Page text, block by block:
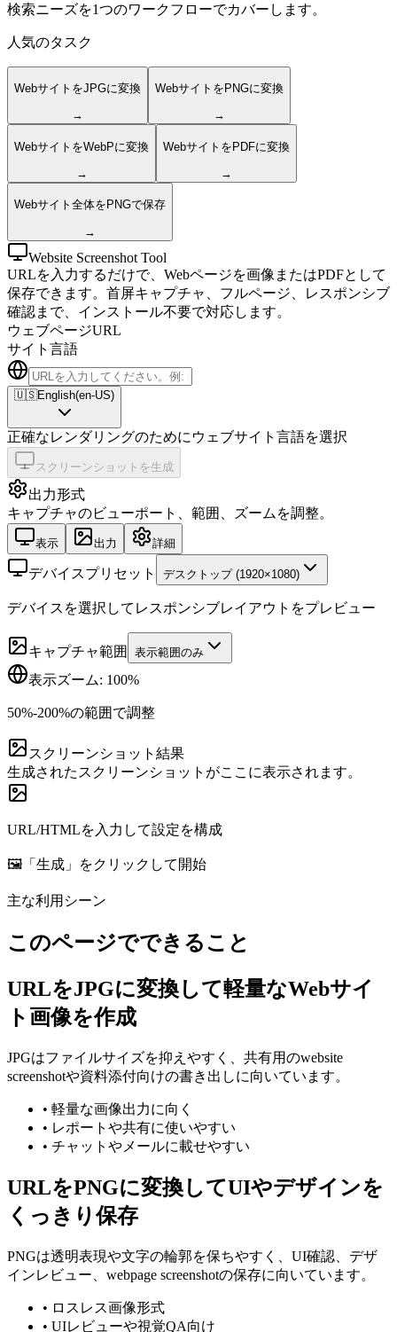
検索ニーズを1つのワークフローでカバーします。
人気のタスク
WebサイトをJPGに変換
→
WebサイトをPNGに変換
→
WebサイトをWebPに変換
→
WebサイトをPDFに変換
→
Webサイト全体をPNGで保存
→
Website Screenshot Tool
URLを入力するだけで、Webページを画像またはPDFとして
保存できます。首屏キャプチャ、フルページ、レスポンシブ
確認まで、インストール不要で対応します。
ウェブページURL
サイト言語
🇺🇸English(en-US)
正確なレンダリングのためにウェブサイト言語を選択
スクリーンショットを生成
出力形式
キャプチャのビューポート、範囲、ズームを調整。
表示 出力 詳細
デバイスプリセット デスクトップ (1920×1080)
デバイスを選択してレスポンシブレイアウトをプレビュー
キャプチャ範囲 表示範囲のみ
表示ズーム: 100%
50%-200%の範囲で調整
スクリーンショット結果
生成されたスクリーンショットがここに表示されます。
URL/HTMLを入力して設定を構成
🖼️「生成」をクリックして開始
主な利用シーン
このページでできること
URLをJPGに変換して軽量なWebサイ
ト画像を作成
JPGはファイルサイズを抑えやすく、共有用のwebsite
screenshotや資料添付向けの書き出しに向いています。
• 軽量な画像出力に向く
• レポートや共有に使いやすい
• チャットやメールに載せやすい
URLをPNGに変換してUIやデザインを
くっきり保存
PNGは透明表現や文字の輪郭を保ちやすく、UI確認、デザ
インレビュー、webpage screenshotの保存に向いています。
• ロスレス画像形式
• UIレビューや視覚QA向け